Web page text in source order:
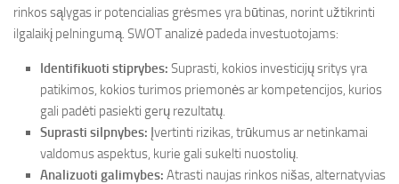
rinkos sąlygas ir potencialias grėsmes yra būtinas, norint užtikrinti
ilgalaikį pelningumą. SWOT analizė padeda investuotojams:
Identifikuoti stiprybes: Suprasti, kokios investicijų sritys yra
patikimos, kokios turimos priemonės ar kompetencijos, kurios
gali padėti pasiekti gerų rezultatų.
Suprasti silpnybes: Įvertinti rizikas, trūkumus ar netinkamai
valdomus aspektus, kurie gali sukelti nuostolių.
Analizuoti galimybes: Atrasti naujas rinkos nišas, alternatyvias